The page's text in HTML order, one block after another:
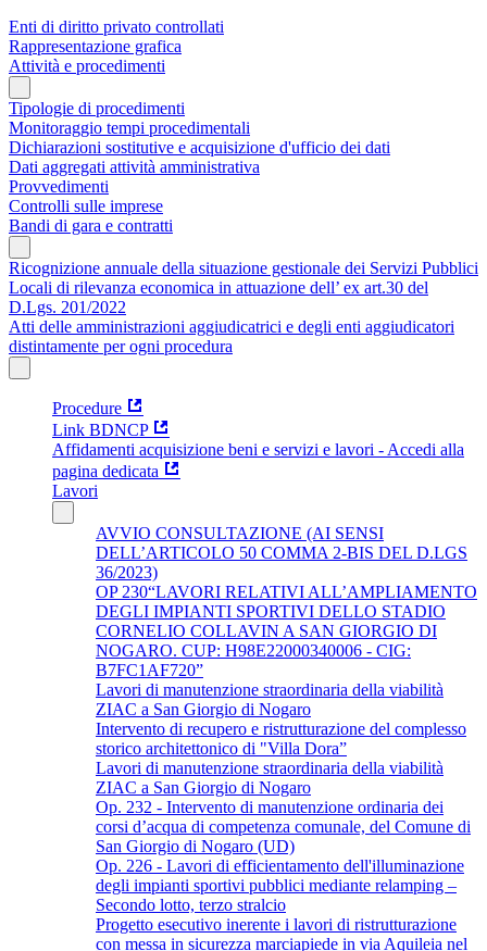
Enti di diritto privato controllati
Rappresentazione grafica
Attività e procedimenti
Tipologie di procedimenti
Monitoraggio tempi procedimentali
Dichiarazioni sostitutive e acquisizione d'ufficio dei dati
Dati aggregati attività amministrativa
Provvedimenti
Controlli sulle imprese
Bandi di gara e contratti
Ricognizione annuale della situazione gestionale dei Servizi Pubblici
Locali di rilevanza economica in attuazione dell’ ex art.30 del
D.Lgs. 201/2022
Atti delle amministrazioni aggiudicatrici e degli enti aggiudicatori
distintamente per ogni procedura
Procedure
Link BDNCP
Affidamenti acquisizione beni e servizi e lavori - Accedi alla
pagina dedicata
Lavori
AVVIO CONSULTAZIONE (AI SENSI
DELL’ARTICOLO 50 COMMA 2-BIS DEL D.LGS
36/2023)
OP 230“LAVORI RELATIVI ALL’AMPLIAMENTO
DEGLI IMPIANTI SPORTIVI DELLO STADIO
CORNELIO COLLAVIN A SAN GIORGIO DI
NOGARO. CUP: H98E22000340006 - CIG:
B7FC1AF720”
Lavori di manutenzione straordinaria della viabilità
ZIAC a San Giorgio di Nogaro
Intervento di recupero e ristrutturazione del complesso
storico architettonico di "Villa Dora”
Lavori di manutenzione straordinaria della viabilità
ZIAC a San Giorgio di Nogaro
Op. 232 - Intervento di manutenzione ordinaria dei
corsi d’acqua di competenza comunale, del Comune di
San Giorgio di Nogaro (UD)
Op. 226 - Lavori di efficientamento dell'illuminazione
degli impianti sportivi pubblici mediante relamping –
Secondo lotto, terzo stralcio
Progetto esecutivo inerente i lavori di ristrutturazione
con messa in sicurezza marciapiede in via Aquileia nel